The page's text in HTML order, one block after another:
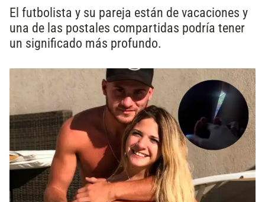
El futbolista y su pareja están de vacaciones y
una de las postales compartidas podría tener
un significado más profundo.